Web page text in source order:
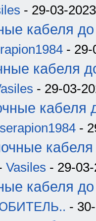
- 29-03-
кабеля до
- 29-
кабеля
- 29-03-
кабеля
serapion1984 -
кабеля
Vasiles - 29-
кабеля до
-